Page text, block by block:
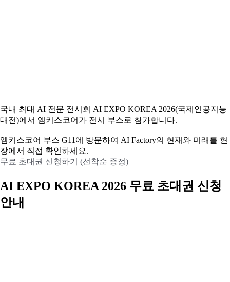
국내 최대 AI 전문 전시회 AI EXPO KOREA 2026(국제인공지능
대전)에서 엠키스코어가 전시 부스로 참가합니다.
엠키스코어 부스 G11에 방문하여 AI Factory의 현재와 미래를 현
장에서 직접 확인하세요.
무료 초대권 신청하기 (선착순 증정)
AI EXPO KOREA 2026 무료 초대권 신청
안내